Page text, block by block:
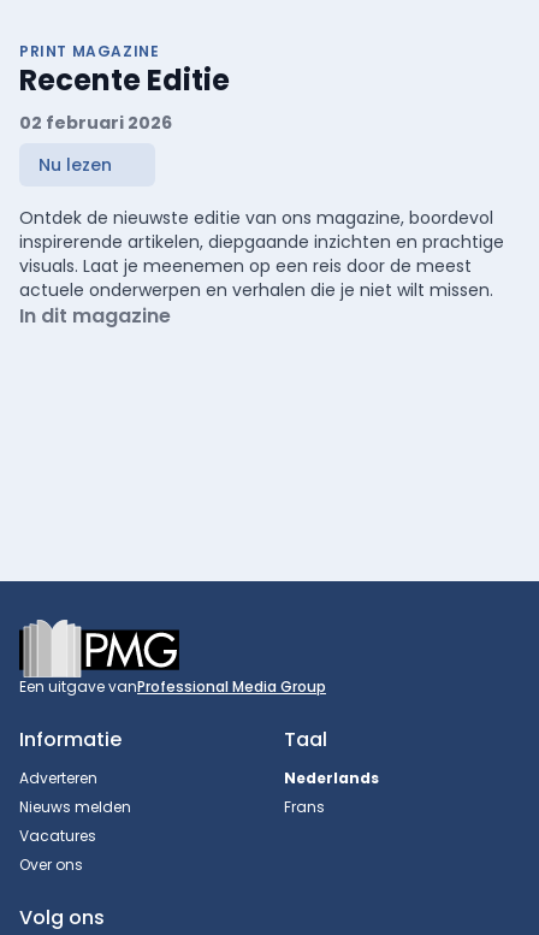
PRINT MAGAZINE
Recente Editie
02 februari 2026
Nu lezen
Ontdek de nieuwste editie van ons magazine, boordevol
inspirerende artikelen, diepgaande inzichten en prachtige
visuals. Laat je meenemen op een reis door de meest
actuele onderwerpen en verhalen die je niet wilt missen.
In dit magazine
Footer
Een uitgave vanProfessional Media Group
Informatie
Adverteren
Nieuws melden
Vacatures
Over ons
Taal
Nederlands
Frans
Volg ons